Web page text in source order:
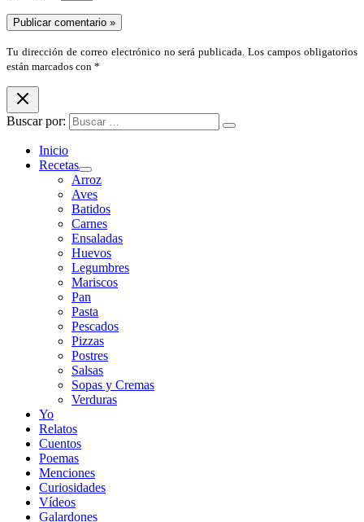
Tu dirección de correo electrónico no será publicada. Los campos obligatorios
están marcados con *
Buscar por:
Inicio
Recetas
Arroz
Aves
Batidos
Carnes
Ensaladas
Huevos
Legumbres
Mariscos
Pan
Pasta
Pescados
Pizzas
Postres
Salsas
Sopas y Cremas
Verduras
Yo
Relatos
Cuentos
Poemas
Menciones
Curiosidades
Vídeos
Galardones